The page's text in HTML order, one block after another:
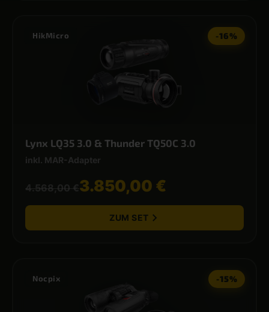
-16%
HikMicro
Lynx LQ35 3.0 & Thunder TQ50C 3.0
inkl. MAR-Adapter
4.568,00 € 3.850,00 €
ZUM SET
-15%
Nocpix